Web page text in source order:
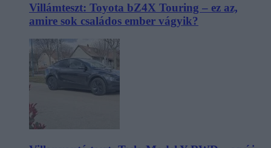
Villámteszt: Toyota bZ4X Touring – ez az,
amire sok családos ember vágyik?